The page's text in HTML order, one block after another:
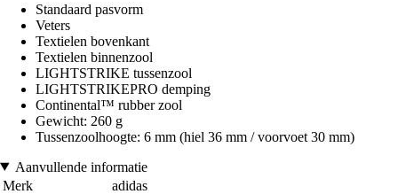
Standaard pasvorm
Veters
Textielen bovenkant
Textielen binnenzool
LIGHTSTRIKE tussenzool
LIGHTSTRIKEPRO demping
Continental™ rubber zool
Gewicht: 260 g
Tussenzoolhoogte: 6 mm (hiel 36 mm / voorvoet 30 mm)
Aanvullende informatie
Merk
adidas